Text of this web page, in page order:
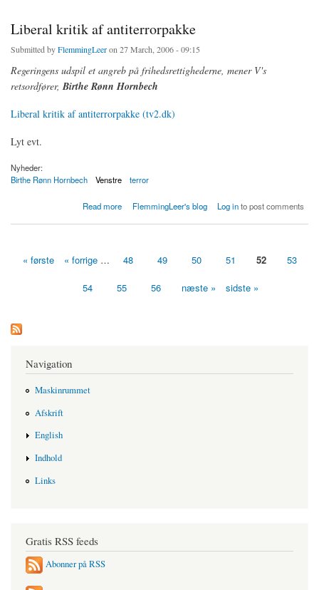
Liberal kritik af antiterrorpakke
Submitted byFlemmingLeeron 27 March, 2006 - 09:15
Regeringens udspil et angreb på frihedsrettighederne, mener V's
retsordfører,Birthe Rønn Hornbech
Liberal kritik af antiterrorpakke (tv2.dk)
Lyt evt.
Nyheder:
Birthe Rønn Hornbech
Venstre terror
Read more
about Liberal kritik af antiterrorpakke FlemmingLeer's blog Log into post comments
Sider
« første « forrige … 48 49 50 51 52 53
54 55 56 næste » sidste »
Navigation
Maskinrummet
Afskrift
English
Indhold
Links
Gratis RSS feeds
Abonner på RSS